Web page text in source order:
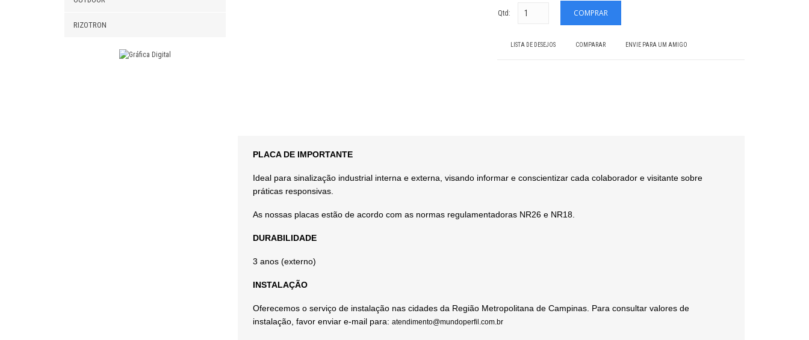
RIZOTRON
Qtd:
LISTA DE DESEJOS COMPARAR ENVIE PARA UM AMIGO
PLACA DE IMPORTANTE
Ideal para sinalização industrial interna e externa, visando informar e conscientizar cada colaborador e visitante sobre
práticas responsivas.
As nossas placas estão de acordo com as normas regulamentadoras NR26 e NR18.
DURABILIDADE
3 anos (externo)
INSTALAÇÃO
Oferecemos o serviço de instalação nas cidades da Região Metropolitana de Campinas. Para consultar valores de
instalação, favor enviar e-mail para: atendimento@mundoperfil.com.br